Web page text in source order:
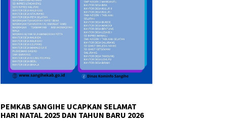
PEMKAB SANGIHE UCAPKAN SELAMAT
HARI NATAL 2025 DAN TAHUN BARU 2026